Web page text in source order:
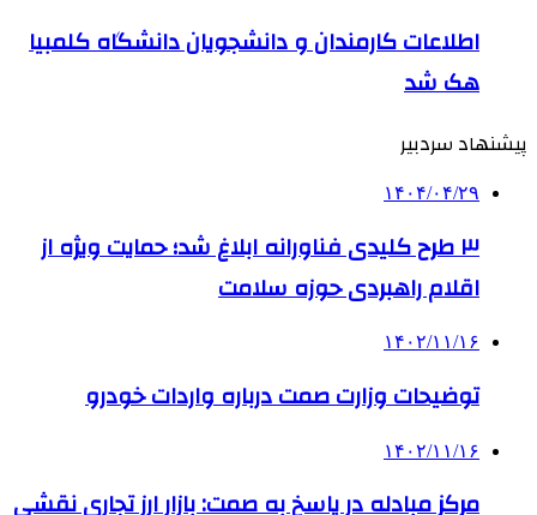
اطلاعات کارمندان و دانشجویان دانشگاه کلمبیا
هک شد
پیشنهاد سردبیر
۱۴۰۴/۰۴/۲۹
۳ طرح کلیدی فناورانه ابلاغ شد؛ حمایت ویژه از
اقلام راهبردی حوزه سلامت
۱۴۰۲/۱۱/۱۶
توضیحات وزارت صمت درباره واردات خودرو
۱۴۰۲/۱۱/۱۶
مرکز مبادله در پاسخ به صمت: بازار ارز تجاری نقشی